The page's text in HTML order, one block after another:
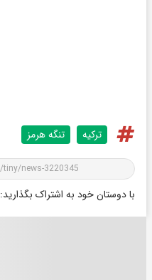
ترکیه تنگه هرمز
با دوستان خود به اشتراک بگذارید: